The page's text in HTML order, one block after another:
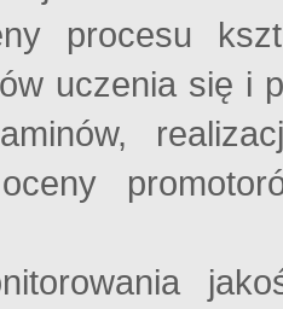
procesu
uczenia się i